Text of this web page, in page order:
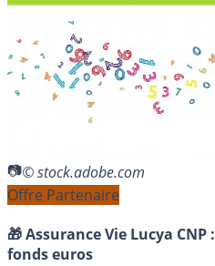
© stock.adobe.com
Offre Partenaire
🎁 Assurance Vie Lucya CNP :
fonds euros